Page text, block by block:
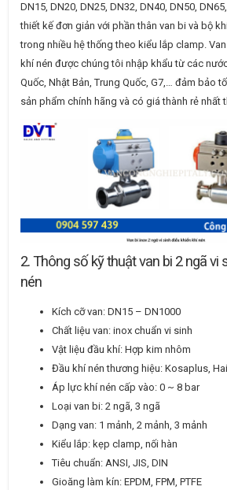
DN15, DN20, DN25, DN32, DN40, DN50,
thiết kế đơn giản với phần thân van bi và bộ
trong nhiều hệ thống theo kiểu lắp clamp.
khí nén được chúng tôi nhập khẩu từ các
Quốc, Nhật Bản, Trung Quốc, G7,… đảm bảo
sản phẩm chính hãng và có giá thành rẻ nhất
2. Thông số kỹ thuật van bi 2 ngã vi
nén
Kích cỡ van: DN15 – DN1000
Chất liệu van: inox chuẩn vi sinh
Vật liệu đầu khí: Hợp kim nhôm
Đầu khí nén thương hiệu: Kosaplus,
Áp lực khí nén cấp vào: 0 ~ 8 bar
Loại van bi: 2 ngã, 3 ngã
Dạng van: 1 mảnh, 2 mảnh, 3 mảnh
Kiểu lắp: kẹp clamp, nối hàn
Tiêu chuẩn: ANSI, JIS, DIN
Gioăng làm kín: EPDM, FPM, PTFE